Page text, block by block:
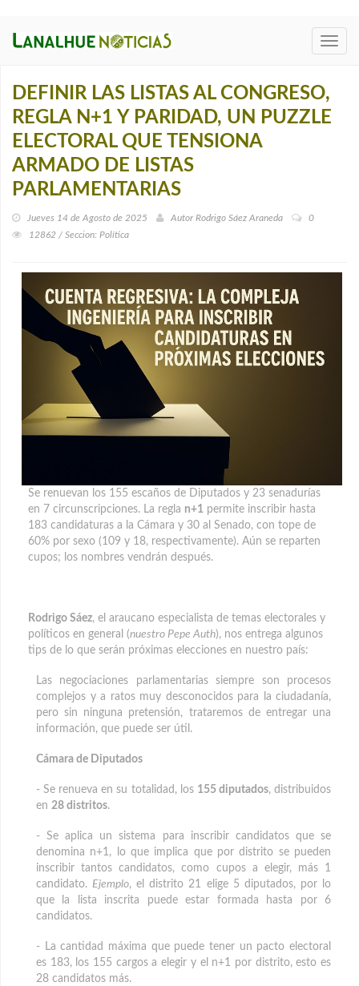
DEFINIR LAS LISTAS AL CONGRESO,
REGLA N+1 Y PARIDAD, UN PUZZLE
ELECTORAL QUE TENSIONA
ARMADO DE LISTAS
PARLAMENTARIAS
Jueves 14 de Agosto de 2025 Autor Rodrigo Sáez Araneda
0
12862 / Seccion: Política
Se renuevan los 155 escaños de Diputados y 23 senadurías
en 7 circunscripciones. La regla n+1 permite inscribir hasta
183 candidaturas a la Cámara y 30 al Senado, con tope de
60% por sexo (109 y 18, respectivamente). Aún se reparten
cupos; los nombres vendrán después.
Rodrigo Sáez, el araucano especialista de temas electorales y
políticos en general (nuestro Pepe Auth), nos entrega algunos
tips de lo que serán próximas elecciones en nuestro país:
Las negociaciones parlamentarias siempre son procesos
complejos y a ratos muy desconocidos para la ciudadanía,
pero sin ninguna pretensión, trataremos de entregar una
información, que puede ser útil.
Cámara de Diputados
- Se renueva en su totalidad, los 155 diputados, distribuidos
en 28 distritos.
- Se aplica un sistema para inscribir candidatos que se
denomina n+1, lo que implica que por distrito se pueden
inscribir tantos candidatos, como cupos a elegir, más 1
candidato.Ejemplo, el distrito 21 elige 5 diputados, por lo
que la lista inscrita puede estar formada hasta por 6
candidatos.
- La cantidad máxima que puede tener un pacto electoral
es 183, los 155 cargos a elegir y el n+1 por distrito, esto es
28 candidatos más.